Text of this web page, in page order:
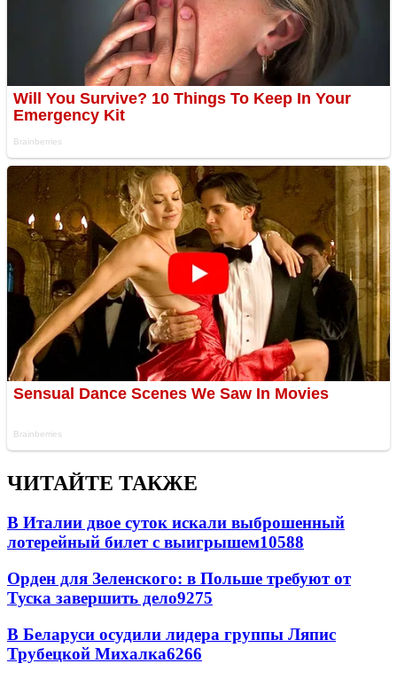
ЧИТАЙТЕ ТАКЖЕ
В Италии двое суток искали выброшенный
лотерейный билет с выигрышем10588
Орден для Зеленского: в Польше требуют от
Туска завершить дело9275
В Беларуси осудили лидера группы Ляпис
Трубецкой Михалка6266